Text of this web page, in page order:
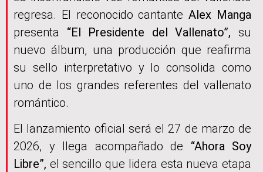
regresa. El reconocido cantanteAlex Manga
presenta “El Presidente del Vallenato”, su
nuevo álbum, una producción que reafirma
su sello interpretativo y lo consolida como
uno de los grandes referentes del vallenato
romántico.
El lanzamiento oficial será el 27 de marzo de
2026, y llega acompañado de “Ahora Soy
Libre”, el sencillo que lidera esta nueva etapa